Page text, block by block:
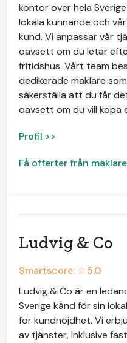
kontor över hela
lokala kunnande och
kund. Vi anpassar vår
oavsett om du letar
fritidshus. Vårt team
dedikerade mäklare
säkerställa att du får
oavsett om du vill köpa
Profil >>
Få offerter från
Ludvig & Co
Smartscore: ☆5.0
Ludvig & Co är en
Sverige känd för sin
för kundnöjdhet. Vi
av tjänster, inklusive